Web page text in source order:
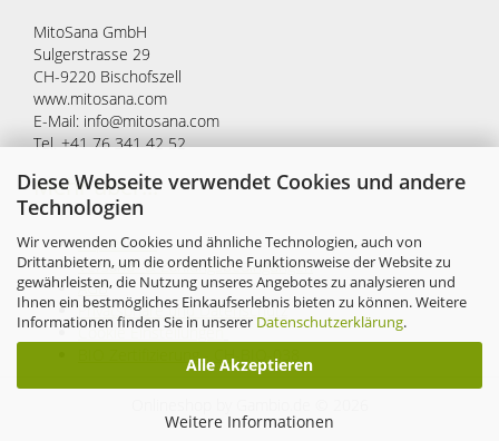
Diese Webseite verwendet Cookies und andere
Technologien
Wir verwenden Cookies und ähnliche Technologien, auch von
Drittanbietern, um die ordentliche Funktionsweise der Website zu
gewährleisten, die Nutzung unseres Angebotes zu analysieren und
Ihnen ein bestmögliches Einkaufserlebnis bieten zu können. Weitere
Informationen finden Sie in unserer Datenschutzerklärung.
Alle Akzeptieren
Weitere Informationen
MitoSana GmbH
Sulgerstrasse 29
CH-9220 Bischofszell
www.mitosana.com
E-Mail: info@mitosana.com
Tel. +41 76 341 42 52
Mehr über...
Impressum
Versand- & Zahlungsbedingungen
AGB
Privatsphäre und Datenschutz
Cookie Einstellungen
BIO Zertifizierung - CH-BIO-038